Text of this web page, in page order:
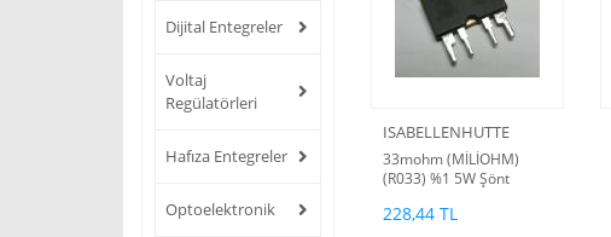
Dijital Entegreler
Voltaj
Regülatörleri
Hafıza Entegreler
Optoelektronik
ISABELLENHUTTE
33mohm (MİLİOHM)
(R033) %1 5W Şönt
228,44 TL